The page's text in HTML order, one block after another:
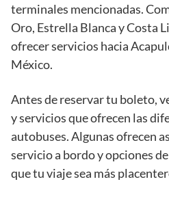
terminales mencionadas.
Oro, Estrella Blanca y Costa
ofrecer servicios hacia
México.
Antes de reservar tu boleto,
y servicios que ofrecen las
autobuses. Algunas ofrecen
servicio a bordo y opciones
que tu viaje sea más